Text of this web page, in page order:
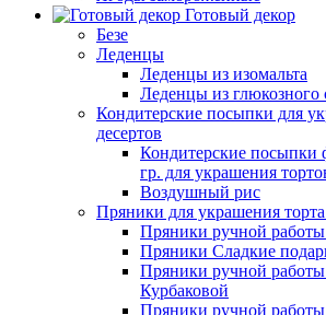
Готовый декор
Безе
Леденцы
Леденцы из изомальта
Леденцы из глюкозного
Кондитерские посыпки для
десертов
Кондитерские посыпки
гр. для украшения
Воздушный рис
Пряники для украшения
Пряники ручной
Пряники Сладкие
Пряники ручной
Курбаковой
Пряники ручной